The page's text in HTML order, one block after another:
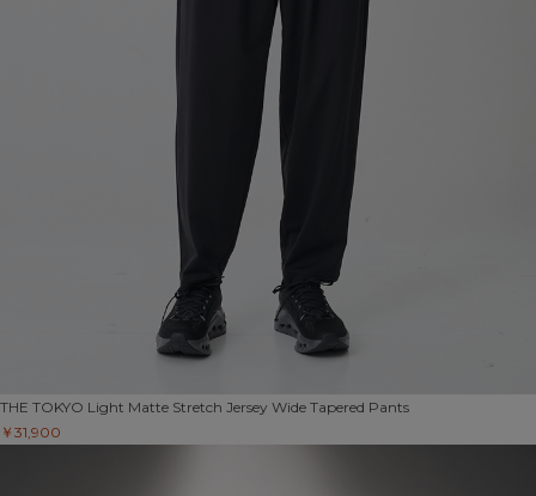
THE TOKYO Light Matte Stretch Jersey Wide Tapered Pants
￥31,900